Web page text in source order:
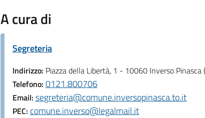
A cura di
Segreteria
Indirizzo: Piazza della Libertà, 1 - 10060 Inverso Pinasca
Telefono: 0121.800706
Email: segreteria@comune.inversopinasca.to.it
PEC: comune.inverso@legalmail.it